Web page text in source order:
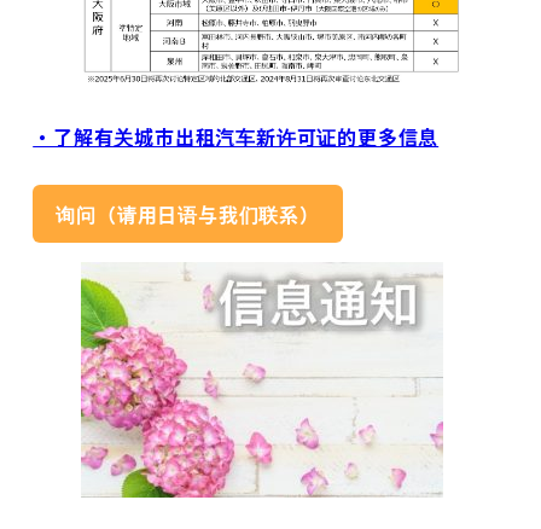
・了解有关城市出租汽车新许可证的更多信息
询问（请用日语与我们联系）